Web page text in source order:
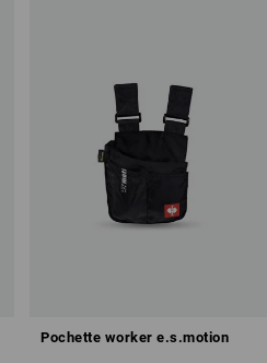
Pochette worker e.s.motion